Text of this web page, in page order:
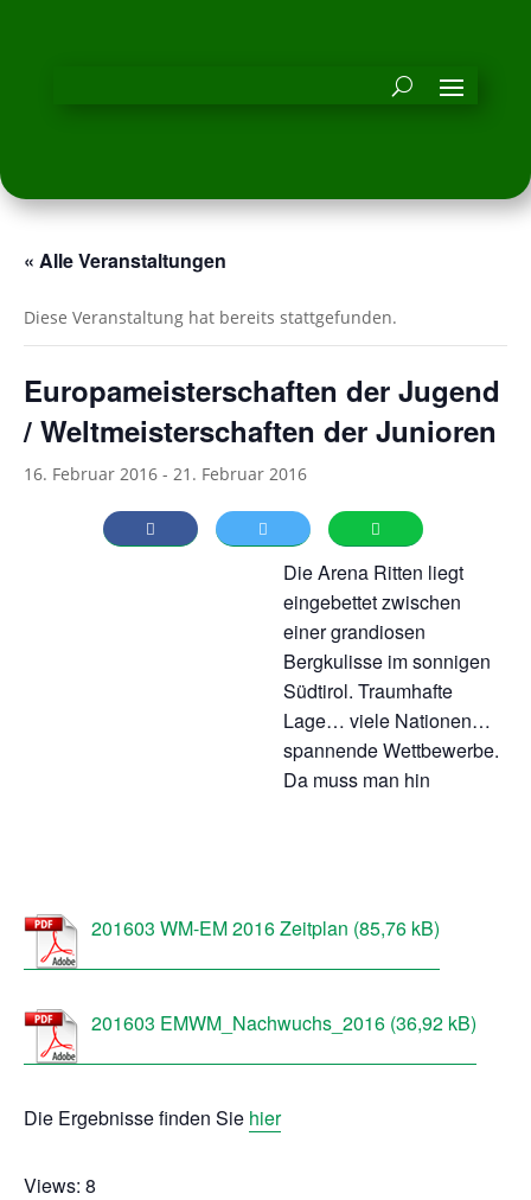
« Alle Veranstaltungen
Diese Veranstaltung hat bereits stattgefunden.
Europameisterschaften der Jugend
/ Weltmeisterschaften der Junioren
16. Februar 2016 - 21. Februar 2016
Die Arena Ritten liegt
eingebettet zwischen
einer grandiosen
Bergkulisse im sonnigen
Südtirol. Traumhafte
Lage… viele Nationen…
spannende Wettbewerbe.
Da muss man hin
201603 WM-EM 2016 Zeitplan
201603 EMWM_Nachwuchs_2016
Die Ergebnisse finden Sie hier
Views: 8